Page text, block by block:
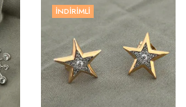
İNDIRIMLI